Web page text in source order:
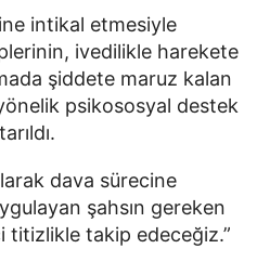
intikal etmesiyle
ivedilikle harekete
şiddete maruz kalan
psikososyal destek
dava sürecine
şahsın gereken
titizlikle takip edeceğiz.”